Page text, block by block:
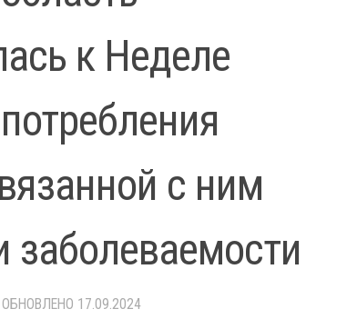
к Неделе
с ним
заболеваемости
ОБНОВЛЕНО 17.09.2024